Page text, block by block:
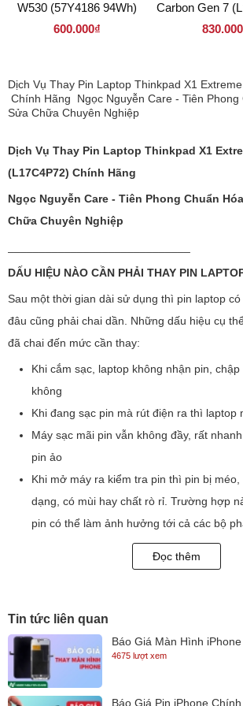
W530 (57Y4186 94Wh)
600.000₫
Carbon Gen 7
Dịch Vụ Thay Pin Laptop Thinkpad X1
Chính Hãng Ngọc Nguyễn Care - Tiên Phong
Sửa Chữa Chuyên Nghiệp
Dịch Vụ Thay Pin Laptop Thinkpad X1
(L17C4P72) Chính Hãng
Ngọc Nguyễn Care - Tiên Phong Chuẩn
Chữa Chuyên Nghiệp
DẤU HIỆU NÀO CẦN PHẢI THAY PIN
Sau một thời gian dài sử dụng thì pin laptop
đâu cũng phải chai dần. Những dấu hiệu cụ
đã chai đến mức cần thay:
Khi cắm sạc, laptop không nhận pin,
không
Khi đang sạc pin mà rút điện ra thì laptop
Máy sạc mãi pin vẫn không đầy, rất
pin ảo
Khi mở máy ra kiểm tra pin thì pin bị
dạng, có mùi hay chất rò rỉ. Trường hợp
pin có thể làm ảnh hưởng tới cả các bộ
NGUYÊN NHÂN PIN LAPTOP BỊ CHAI/ HỎNG
xuống cấp. Bên cạnh vấn đề thời gian thì thói
của chúng ta như:
Để laptop tại nơi ẩm ướt hoặc trên những
làm cho pin không thể tỏa nhiệt được.
Đọc thêm
Tin tức liên quan
Báo Giá Màn Hình
4675 lượt xem
Báo Giá Pin iPhone